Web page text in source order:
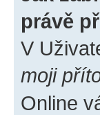
právě
V
moji
Online